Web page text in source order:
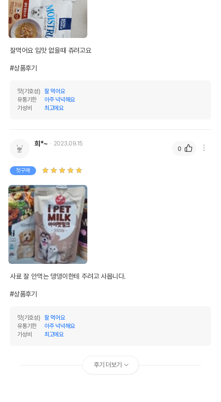
잘먹어요 입맛 없을때 쥬려고요
#상품후기
맛(기호성)
잘 먹어요
유통기한
아주 넉넉해요
가성비
최고에요
희*~ 2023.09.15
첫구매
사료 잘 안먹는 댕댕이한테 주려고 사봅니다.
#상품후기
맛(기호성)
잘 먹어요
유통기한
아주 넉넉해요
가성비
최고에요
0
후기 더보기